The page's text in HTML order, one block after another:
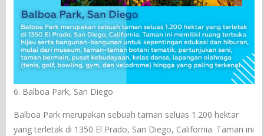
6. Balboa Park, San Diego
Balboa Park merupakan sebuah taman seluas 1.200 hektar
yang terletak di 1350 El Prado, San Diego, California. Taman ini